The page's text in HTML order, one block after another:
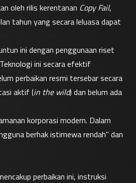
oleh rilis kerentanan Copy Fail,
tahun yang secara leluasa dapat
ini dengan penggunaan riset
ini secara efektif
perbaikan resmi tersebar secara
aktif (in the wild) dan belum ada
korporasi modern. Dalam
berhak istimewa rendah" dan
perbaikan ini, instruksi